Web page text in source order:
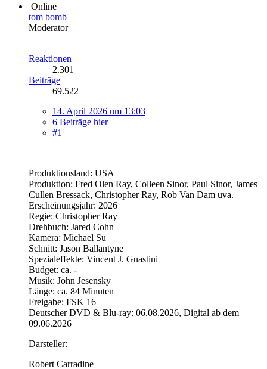
Online
tom bomb
Moderator
Reaktionen
2.301
Beiträge
69.522
14. April 2026 um 13:03
6 Beiträge hier
#1
Produktionsland: USA
Produktion: Fred Olen Ray, Colleen Sinor, Paul Sinor, James
Cullen Bressack, Christopher Ray, Rob Van Dam uva.
Erscheinungsjahr: 2026
Regie: Christopher Ray
Drehbuch: Jared Cohn
Kamera: Michael Su
Schnitt: Jason Ballantyne
Spezialeffekte: Vincent J. Guastini
Budget: ca. -
Musik: John Jesensky
Länge: ca. 84 Minuten
Freigabe: FSK 16
Deutscher DVD & Blu-ray: 06.08.2026, Digital ab dem
09.06.2026
Darsteller:
Robert Carradine